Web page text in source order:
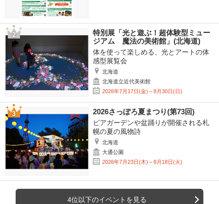
特別展「光と遊ぶ！超体験型ミュー
ジアム 魔法の美術館」(北海道)
体を使って楽しめる、光とアートの体
感型展覧会
北海道
北海道立近代美術館
2026年7月17日(金)～8月30日(日)
2026さっぽろ夏まつり(第73回)
ビアガーデンや盆踊りが開催される札
幌の夏の風物詩
北海道
大通公園
2026年7月23日(木)～8月18日(火)
4位以下のイベントを見る